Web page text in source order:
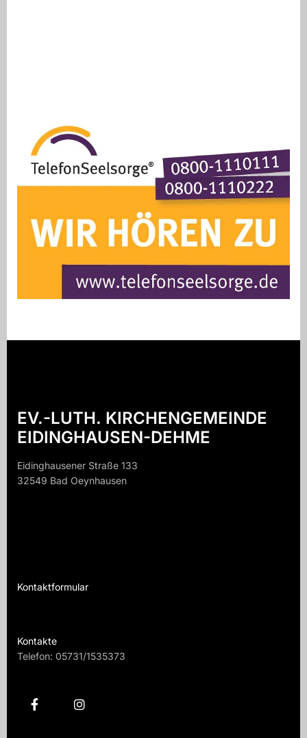
EV.-LUTH. KIRCHENGEMEINDE
EIDINGHAUSEN-DEHME
Eidinghausener Straße 133
32549 Bad Oeynhausen
Kontaktformular
Kontakte
Telefon: 05731/1535373